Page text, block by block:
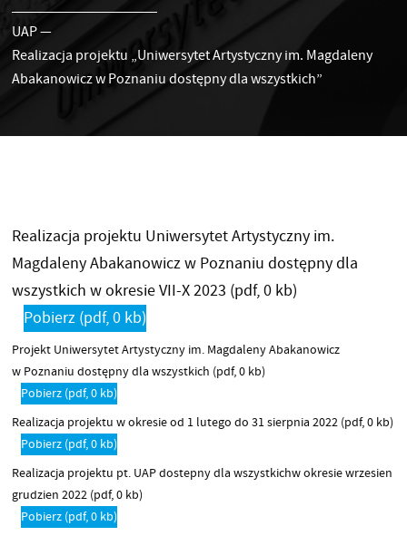
UAP—
Realizacja projektu „Uniwersytet Artystyczny im. Magdaleny
Abakanowicz w Poznaniu dostępny dla wszystkich”
Realizacja projektu Uniwersytet Artystyczny im.
Magdaleny Abakanowicz w Poznaniu dostępny dla
wszystkich w okresie VII-X 2023 (pdf, 0 kb)
Pobierz (pdf, 0 kb)
Projekt Uniwersytet Artystyczny im. Magdaleny Abakanowicz
w Poznaniu dostępny dla wszystkich (pdf, 0 kb)
Pobierz (pdf, 0 kb)
Realizacja projektu w okresie od 1 lutego do 31 sierpnia 2022 (pdf, 0 kb)
Pobierz (pdf, 0 kb)
Realizacja projektu pt. UAP dostepny dla wszystkichw okresie wrzesien
grudzien 2022 (pdf, 0 kb)
Pobierz (pdf, 0 kb)